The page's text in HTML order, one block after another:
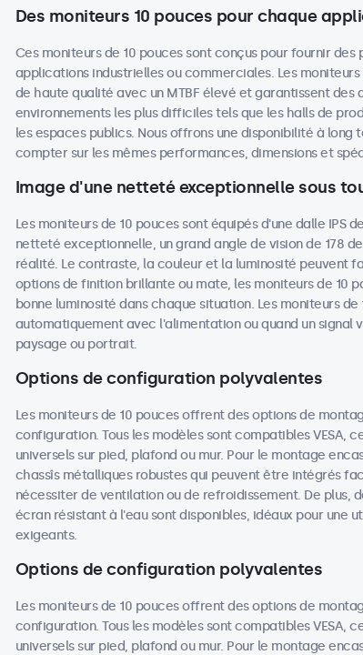
Des moniteurs 10 pouces pour chaque
Ces moniteurs de 10 pouces sont conçus pour fournir
applications industrielles ou commerciales. Les
de haute qualité avec un MTBF élevé et garantissent des
environnements les plus difficiles tels que les halls de
les espaces publics. Nous offrons une disponibilité à long
compter sur les mêmes performances, dimensions et
Image d'une netteté exceptionnelle sous
Les moniteurs de 10 pouces sont équipés d'une dalle IPS
netteté exceptionnelle, un grand angle de vision de 178
réalité. Le contraste, la couleur et la luminosité peuvent
options de finition brillante ou mate, les moniteurs de 10
bonne luminosité dans chaque situation. Les moniteurs
automatiquement avec l'alimentation ou quand un signal
paysage ou portrait.
Options de configuration polyvalentes
Les moniteurs de 10 pouces offrent des options de
configuration. Tous les modèles sont compatibles VESA,
universels sur pied, plafond ou mur. Pour le montage
chassîs métalliques robustes qui peuvent être intégrés
nécessiter de ventilation ou de refroidissement. De plus,
écran résistant à l'eau sont disponibles, idéaux pour une
exigeants.
Options de configuration polyvalentes
Les moniteurs de 10 pouces offrent des options de
configuration. Tous les modèles sont compatibles VESA,
universels sur pied, plafond ou mur. Pour le montage